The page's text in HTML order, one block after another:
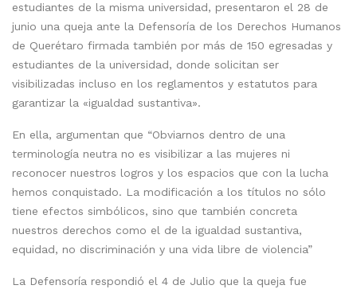
estudiantes de la misma universidad, presentaron el 28 de
junio una queja ante la Defensoría de los Derechos Humanos
de Querétaro firmada también por más de 150 egresadas y
estudiantes de la universidad, donde solicitan ser
visibilizadas incluso en los reglamentos y estatutos para
garantizar la «igualdad sustantiva».
En ella, argumentan que “Obviarnos dentro de una
terminología neutra no es visibilizar a las mujeres ni
reconocer nuestros logros y los espacios que con la lucha
hemos conquistado. La modificación a los títulos no sólo
tiene efectos simbólicos, sino que también concreta
nuestros derechos como el de la igualdad sustantiva,
equidad, no discriminación y una vida libre de violencia”
La Defensoría respondió el 4 de Julio que la queja fue